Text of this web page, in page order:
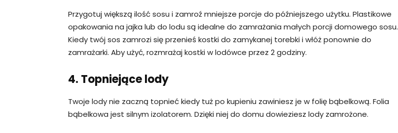
Przygotuj większą ilość sosu i zamroź mniejsze porcje do późniejszego użytku. Plastikowe
opakowania na jajka lub do lodu są idealne do zamrażania małych porcji domowego sosu.
Kiedy twój sos zamrozi się przenieś kostki do zamykanej torebki i włóż ponownie do
zamrażarki. Aby użyć, rozmrażaj kostki w lodówce przez 2 godziny.
4. Topniejące lody
Twoje lody nie zaczną topnieć kiedy tuż po kupieniu zawiniesz je w folię bąbelkową. Folia
bąbelkowa jest silnym izolatorem. Dzięki niej do domu dowieziesz lody zamrożone.